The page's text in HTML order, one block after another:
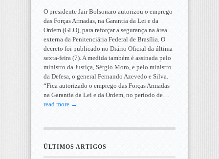
O presidente Jair Bolsonaro autorizou o emprego
das Forças Armadas, na Garantia da Lei e da
Ordem (GLO), para reforçar a segurança na área
externa da Penitenciária Federal de Brasília. O
decreto foi publicado no Diário Oficial da última
sexta-feira (7). A medida também é assinada pelo
ministro da Justiça, Sérgio Moro, e pelo ministro
da Defesa, o general Fernando Azevedo e Silva.
“Fica autorizado o emprego das Forças Armadas
na Garantia da Lei e da Ordem, no período de…
read more →
ÚLTIMOS ARTIGOS